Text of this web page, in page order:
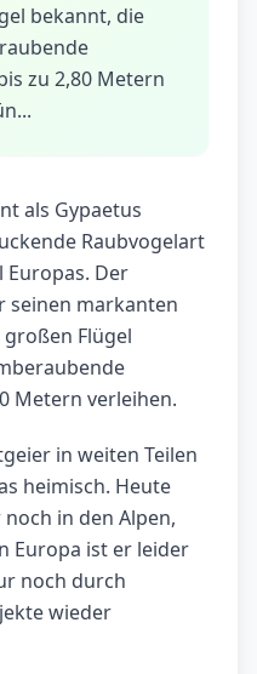
bekannt, die
zu 2,80 Metern
als Gypaetus
Raubvogelart
Der
seinen markanten
Flügel
Metern verleihen.
in weiten Teilen
heimisch. Heute
in den Alpen,
Europa ist er leider
noch durch
wieder